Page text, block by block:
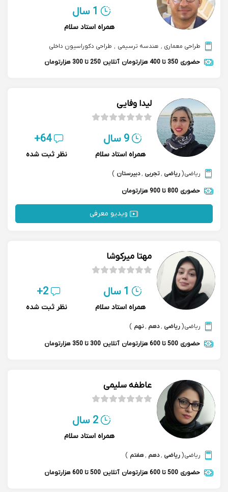
1 سال
همراه استاد سلام
طراحی معماری , هندسه ترسیمی , طراحی دکوراسیون داخلی
حضوری 350 تا 400 هزارتومان آنلاین 250 تا 300 هزارتومان
لیدا وفایی
9 سال
همراه استاد سلام
64+
نظر ثبت شده
ریاضی(ریاضی ,تجربی ,دبیرستان )
حضوری 800 تا 900 هزارتومان
ویدیو معرفی
مهتا میرکوشا
1 سال
همراه استاد سلام
2+
نظر ثبت شده
ریاضی(ریاضی ,دهم ,نهم )
حضوری 500 تا 600 هزارتومان آنلاین 300 تا 350 هزارتومان
عاطفه سلیمی
2 سال
همراه استاد سلام
ریاضی(ریاضی ,دهم ,هفتم )
حضوری 500 تا 600 هزارتومان آنلاین 500 تا 600 هزارتومان